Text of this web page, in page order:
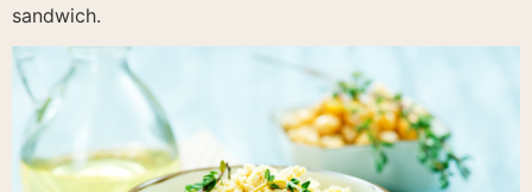
sandwich.